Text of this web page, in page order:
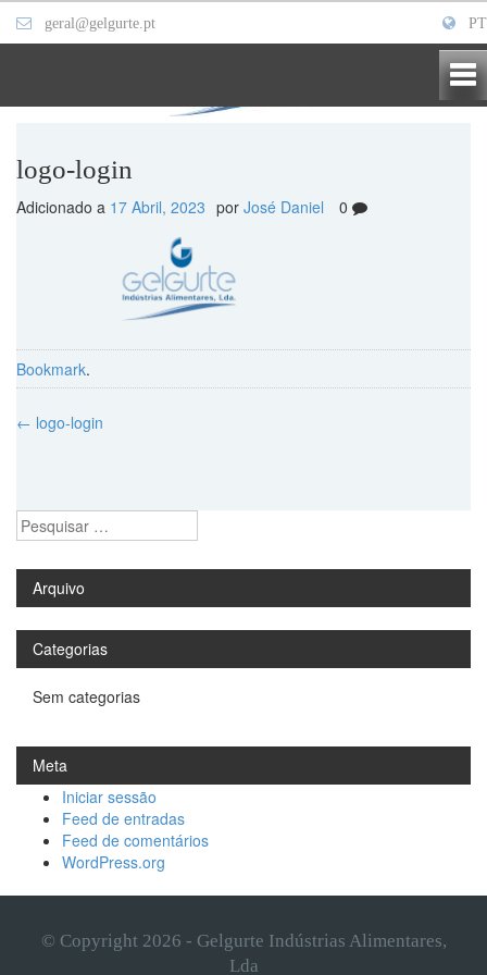
geral@gelgurte.pt PT
logo-login
Adicionado a 17 Abril, 2023 por José Daniel 0
Bookmark.
Post
← logo-login
Pesquisar
por:
Arquivo
Categorias
Sem categorias
Meta
Iniciar sessão
Feed de entradas
Feed de comentários
WordPress.org
© Copyright 2026 - Gelgurte Indústrias Alimentares,
Lda